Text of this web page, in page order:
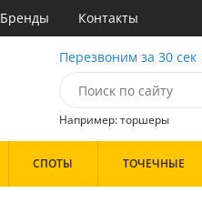
Бренды Контакты
Перезвоним за 30 сек
Например: торшеры
СПОТЫ ТОЧЕЧНЫЕ